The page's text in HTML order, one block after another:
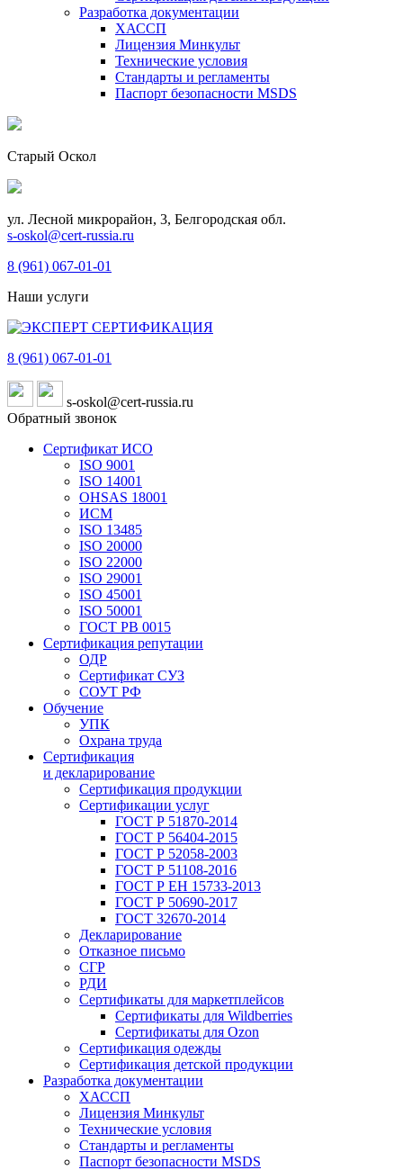
Разработка документации
ХАССП
Лицензия Минкульт
Технические условия
Стандарты и регламенты
Паспорт безопасности MSDS
Старый Оскол
ул. Лесной микрорайон, 3, Белгородская обл.
s-oskol@cert-russia.ru
8 (961) 067-01-01
Наши услуги
8 (961) 067-01-01
s-oskol@cert-russia.ru
Обратный звонок
Сертификат ИСО
ISO 9001
ISO 14001
OHSAS 18001
ИСМ
ISO 13485
ISO 20000
ISO 22000
ISO 29001
ISO 45001
ISO 50001
ГОСТ РВ 0015
Сертификация репутации
ОДР
Сертификат СУЗ
СОУТ РФ
Обучение
УПК
Охрана труда
Сертификация
и декларирование
Сертификация продукции
Сертификации услуг
ГОСТ Р 51870-2014
ГОСТ Р 56404-2015
ГОСТ Р 52058-2003
ГОСТ Р 51108-2016
ГОСТ Р ЕН 15733-2013
ГОСТ Р 50690-2017
ГОСТ 32670-2014
Декларирование
Отказное письмо
СГР
РДИ
Сертификаты для маркетплейсов
Сертификаты для Wildberries
Сертификаты для Ozon
Сертификация одежды
Сертификация детской продукции
Разработка документации
ХАССП
Лицензия Минкульт
Технические условия
Стандарты и регламенты
Паспорт безопасности MSDS